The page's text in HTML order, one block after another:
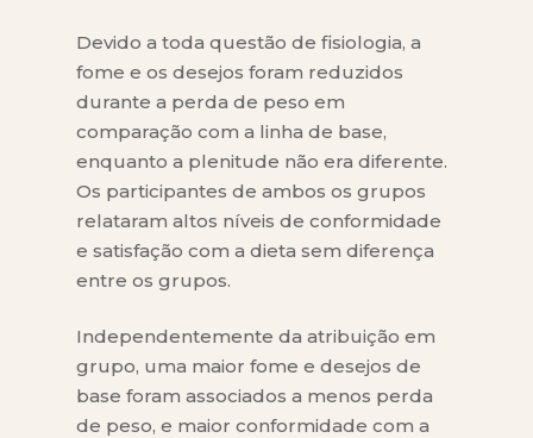
Devido a toda questão de fisiologia, a
fome e os desejos foram reduzidos
durante a perda de peso em
comparação com a linha de base,
enquanto a plenitude não era diferente.
Os participantes de ambos os grupos
relataram altos níveis de conformidade
e satisfação com a dieta sem diferença
entre os grupos.
Independentemente da atribuição em
grupo, uma maior fome e desejos de
base foram associados a menos perda
de peso, e maior conformidade com a